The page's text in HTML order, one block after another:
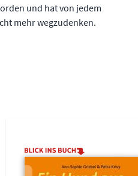
und hat von jedem
mehr wegzudenken.